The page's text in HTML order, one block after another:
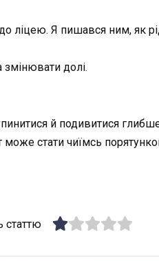
ліцею. Я пишався ним, як
змінювати долі.
й подивитися
може стати чиїмсь
статтю